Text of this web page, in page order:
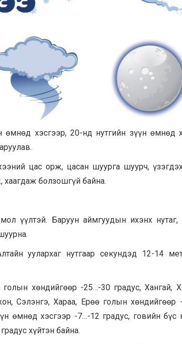
өмнөд хэсгээр, 20-нд нутгийн зүүн өмнөд
цас орж, цасан шуурга шуурч,
хаагдаж болзошгүй байна.
үүлтэй. Баруун аймгуудын ихэнх нутаг,
уулархаг нутгаар секундэд 12-14
хөндийгөөр -25…-30 градус, Хангай,
Сэлэнгэ, Хараа, Ерөө голын хөндийгөөр
өмнөд хэсгээр -7…-12 градус, говийн бүс
хүйтэн байна.